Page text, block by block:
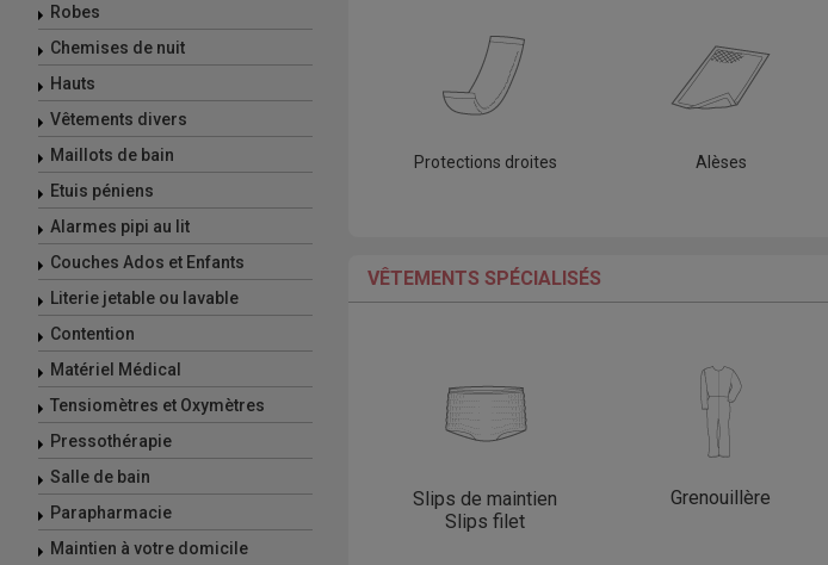
Robes
Chemises de nuit
Hauts
Vêtements divers
Maillots de bain
Etuis péniens
Alarmes pipi au lit
Couches Ados et Enfants
Literie jetable ou lavable
Contention
Matériel Médical
Tensiomètres et Oxymètres
Pressothérapie
Salle de bain
Parapharmacie
Maintien à votre domicile
Protections droites Alèses
VÊTEMENTS SPÉCIALISÉS
Slips de maintien
Slips filet
Grenouillère